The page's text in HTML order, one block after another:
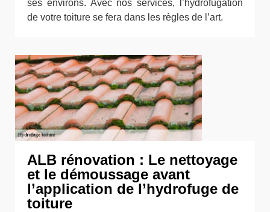
ses environs. Avec nos services, l’hydrofugation
de votre toiture se fera dans les règles de l’art.
ALB rénovation : Le nettoyage
et le démoussage avant
l’application de l’hydrofuge de
toiture